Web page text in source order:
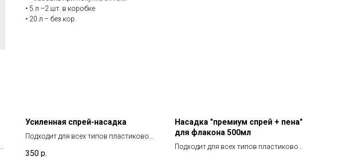
• 5 л –2 шт. в коробке
• 20 л – без кор.
Усиленная спрей-насадка
Подходит для всех типов пластиковой
350 р.
Насадка "премиум спрей + пена"
для флакона 500мл
Подходит для всех типов пластиковой